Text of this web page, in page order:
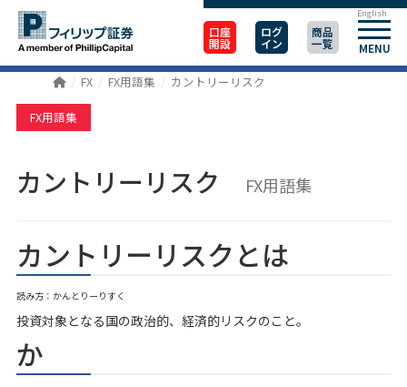
口座
開設
ログ
イン
商品
一覧 MENU
English
FX FX用語集 カントリーリスク
FX用語集
カントリーリスク FX用語集
カントリーリスクとは
読み方：かんとりーりすく
投資対象となる国の政治的、経済的リスクのこと。
か